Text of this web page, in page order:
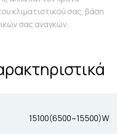
κλιματιστικού σας, βάση
σας αναγκών.
15100(6500~15500)W